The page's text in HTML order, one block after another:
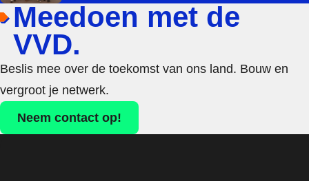
Meedoen met de
VVD.
Beslis mee over de toekomst van ons land. Bouw en
vergroot je netwerk.
Neem contact op!